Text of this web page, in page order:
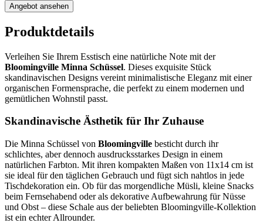
Angebot ansehen
Produktdetails
Verleihen Sie Ihrem Esstisch eine natürliche Note mit der
Bloomingville Minna Schüssel. Dieses exquisite Stück
skandinavischen Designs vereint minimalistische Eleganz mit einer
organischen Formensprache, die perfekt zu einem modernen und
gemütlichen Wohnstil passt.
Skandinavische Ästhetik für Ihr Zuhause
Die Minna Schüssel von Bloomingville besticht durch ihr
schlichtes, aber dennoch ausdrucksstarkes Design in einem
natürlichen Farbton. Mit ihren kompakten Maßen von 11x14 cm ist
sie ideal für den täglichen Gebrauch und fügt sich nahtlos in jede
Tischdekoration ein. Ob für das morgendliche Müsli, kleine Snacks
beim Fernsehabend oder als dekorative Aufbewahrung für Nüsse
und Obst – diese Schale aus der beliebten Bloomingville-Kollektion
ist ein echter Allrounder.